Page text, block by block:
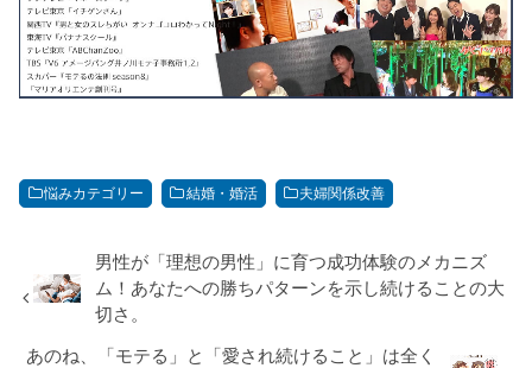
悩みカテゴリー 結婚・婚活 夫婦関係改善
男性が「理想の男性」に育つ成功体験のメカニズ
ム！あなたへの勝ちパターンを示し続けることの大
切さ。
あのね、「モテる」と「愛され続けること」は全く